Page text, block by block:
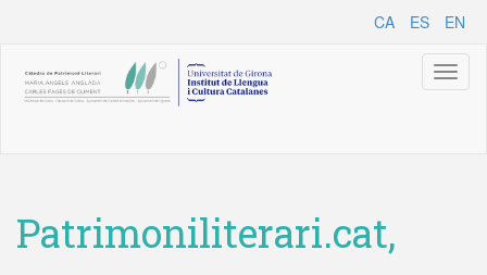
CA ES EN
Patrimoniliterari.cat,